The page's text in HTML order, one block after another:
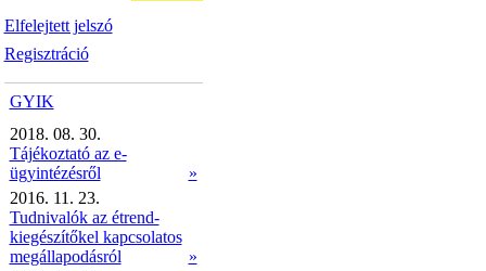
Elfelejtett jelszó
Regisztráció
GYIK
2018. 08. 30.
Tájékoztató az e-
ügyintézésről
»
2016. 11. 23.
Tudnivalók az étrend-
kiegészítőkel kapcsolatos
megállapodásról
»